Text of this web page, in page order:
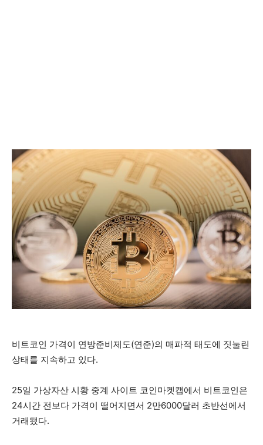
비트코인 가격이 연방준비제도(연준)의 매파적 태도에 짓눌린
상태를 지속하고 있다.
25일 가상자산 시황 중계 사이트 코인마켓캡에서 비트코인은
24시간 전보다 가격이 떨어지면서 2만6000달러 초반선에서
거래됐다.